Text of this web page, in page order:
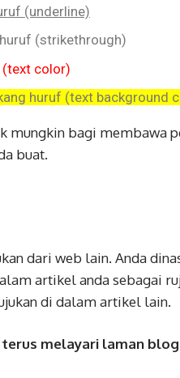
(underline)
(strikethrough)
(text color)
huruf (text background
mungkin bagi membawa
buat.
dari web lain. Anda
artikel anda sebagai
di dalam artikel lain.
melayari laman blog